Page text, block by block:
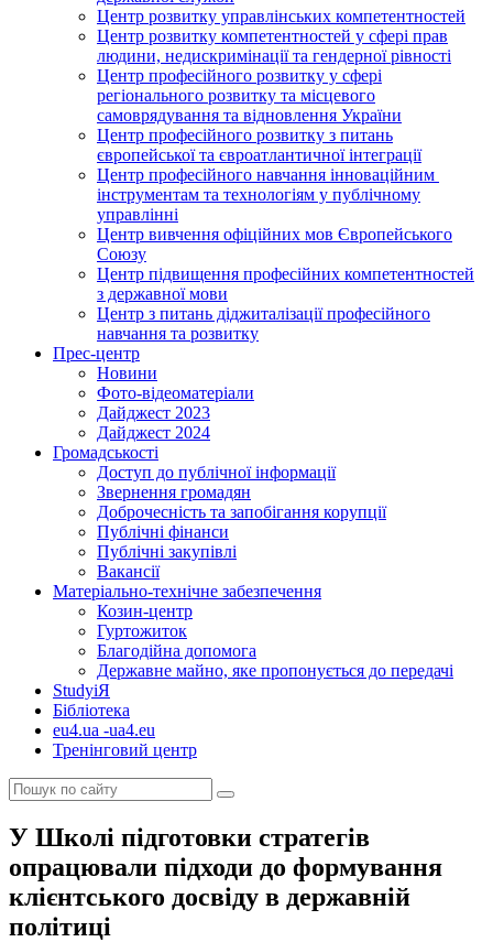
Центр розвитку управлінських компетентностей
Центр розвитку компетентностей у сфері прав
людини, недискримінації та гендерної рівності
Центр професійного розвитку у сфері
регіонального розвитку та місцевого
самоврядування та відновлення України
Центр професійного розвитку з питань
європейської та євроатлантичної інтеграції
Центр професійного навчання інноваційним
інструментам та технологіям у публічному
управлінні
Центр вивчення офіційних мов Європейського
Союзу
Центр підвищення професійних компетентностей
з державної мови
Центр з питань діджиталізації професійного
навчання та розвитку
Прес-центр
Новини
Фото-відеоматеріали
Дайджест 2023
Дайджест 2024
Громадськості
Доступ до публічної інформації
Звернення громадян
Доброчесність та запобігання корупції
Публічні фінанси
Публічні закупівлі
Вакансії
Матеріально-технічне забезпечення
Козин-центр
Гуртожиток
Благодійна допомога
Державне майно, яке пропонується до передачі
StudyіЯ
Бібліотека
eu4.ua -ua4.eu
Тренінговий центр
У Школі підготовки стратегів
опрацювали підходи до формування
клієнтського досвіду в державній
політиці